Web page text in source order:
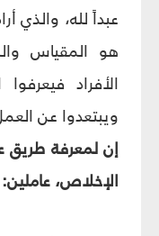
عبداً لله، والذي
هو المقياس
الأفراد
ويبتعدوا عن
إن لمعرفة طريق
الإخلاص، عاملين: